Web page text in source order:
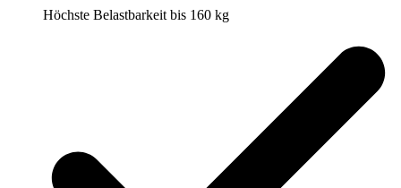
Höchste Belastbarkeit bis 160 kg